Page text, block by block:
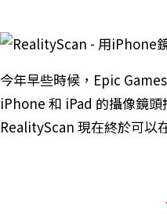
今年早些時候，Epic
iPhone 和 iPad 的攝像鏡頭
RealityScan 現在終於可以